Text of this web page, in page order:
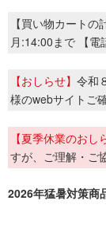
【買い物カート
月:14:00まで 【
【おしらせ】 令和
様のwebサイトご
【夏季休業のおし
すが、ご理解・ご
2026年猛暑対策商